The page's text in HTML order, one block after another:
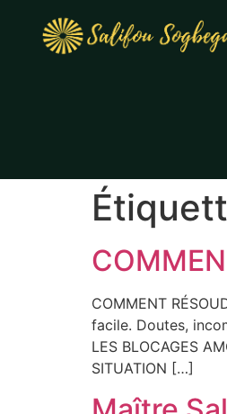
COMMENT
facile. Doutes,
LES BLOCAGES
SITUATION […]